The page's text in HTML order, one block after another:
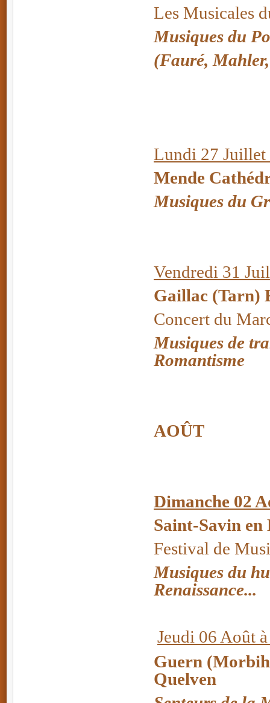
Les Musicales
Musiques du
(Fauré,
Lundi 27
Mende
Musiques du
Vendredi 31
Gaillac (Tarn)
Concert du
Musiques de
Romantisme
AOÛT
Dimanche 02
Saint-Savin en
Festival de
Musiques du
Renaissance...
Jeudi 06 Août
Guern
Quelven